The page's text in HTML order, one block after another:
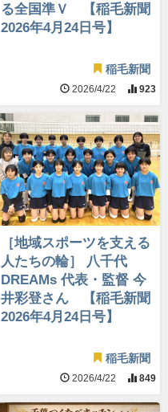
る全国準Ｖ 【稲毛新聞
2026年4月24日号】
稲毛新聞
2026/4/22 923
［地域スポーツを支える
人たちの輪］ 八千代
DREAMs 代表・監督 今
井彩登さん 【稲毛新聞
2026年4月24日号】
稲毛新聞
2026/4/22 849